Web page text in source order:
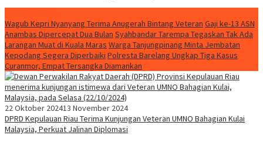
Wagub Kepri Nyanyang Terima Anugerah Bintang Veteran Gaji ke-13 ASN
Anambas Dipercepat Dua Bulan Syahbandar Tarempa Tegaskan Tak Ada
Larangan Muat di Kuala Maras Warga Tanjungpinang Minta Jembatan
Kepodang Segera Diperbaiki Polresta Barelang Ungkap Tiga Kasus
Curanmor, Empat Tersangka Diamankan
22 Oktober 202413 November 2024
DPRD Kepulauan Riau Terima Kunjungan Veteran UMNO Bahagian Kulai
Malaysia, Perkuat Jalinan Diplomasi